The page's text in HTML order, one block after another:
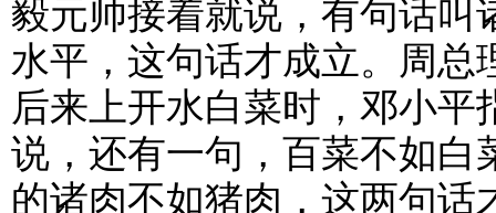
毅元帅接着就说，有句话叫
水平，这句话才成立。周总
后来上开水白菜时，邓小
说，还有一句，百菜不如白
的诸肉不如猪肉，这两句